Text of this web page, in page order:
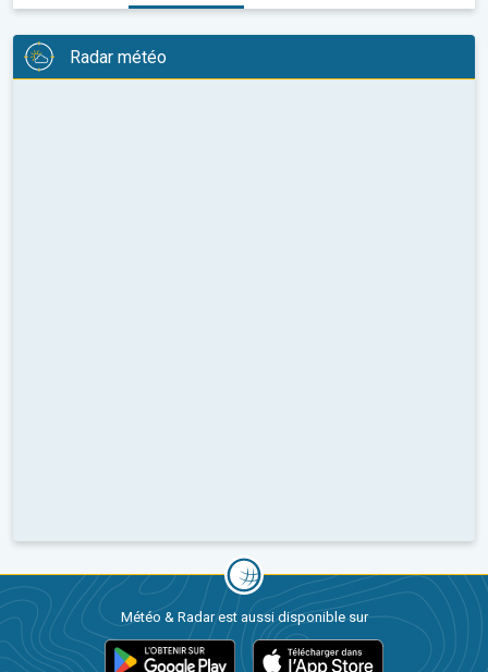
Radar météo
Météo & Radar est aussi disponible sur